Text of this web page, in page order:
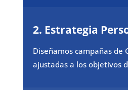
2. Estrategia
Diseñamos campañas de
ajustadas a los objetivos